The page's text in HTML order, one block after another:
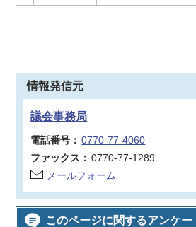
情報発信元
議会事務局
電話番号： 0770-77-4060
ファックス： 0770-77-1289
メールフォーム
このページに関するアンケー